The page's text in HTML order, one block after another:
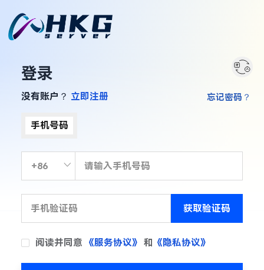
登录
没有账户？ 立即注册
手机号码
获取验证码
阅读并同意 《服务协议》 和 《隐私协议》
忘记密码？